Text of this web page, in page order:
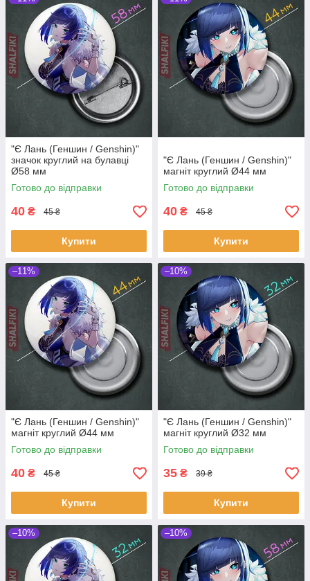
"Є Лань (Геншин / Genshin)"
значок круглий на булавці
Ø58 мм
Готово до відправки
40 ₴ 45 ₴
Купити
"Є Лань (Геншин / Genshin)"
магніт круглий Ø44 мм
Готово до відправки
40 ₴ 45 ₴
Купити
–11%
"Є Лань (Геншин / Genshin)"
магніт круглий Ø44 мм
Готово до відправки
40 ₴ 45 ₴
Купити
–10%
"Є Лань (Геншин / Genshin)"
магніт круглий Ø32 мм
Готово до відправки
35 ₴ 39 ₴
Купити
–10% –10%